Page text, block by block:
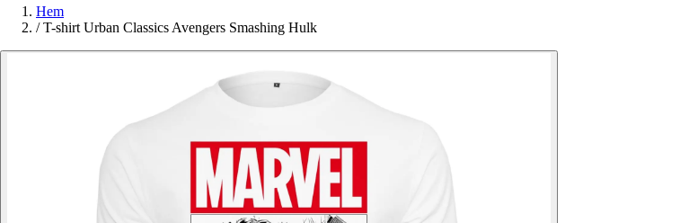
Hem
/ T-shirt Urban Classics Avengers Smashing Hulk